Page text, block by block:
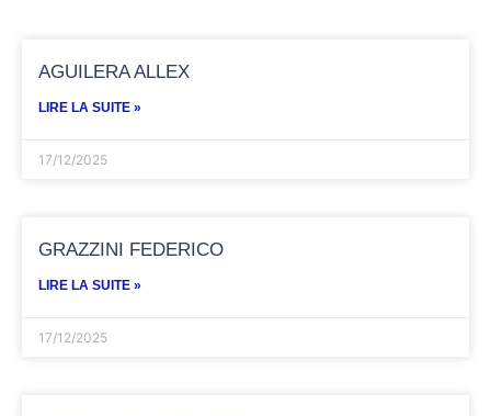
AGUILERA ALLEX
LIRE LA SUITE »
17/12/2025
GRAZZINI FEDERICO
LIRE LA SUITE »
17/12/2025